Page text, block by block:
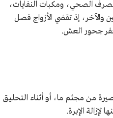
الصحي، ومكبات النفايات،
والآخر، إذ تقضي الأزواج فصل
جحور العش.
من مجثم ما، أو أثناء التحليق
الإبرة.